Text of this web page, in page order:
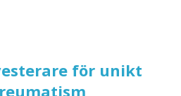
för unikt